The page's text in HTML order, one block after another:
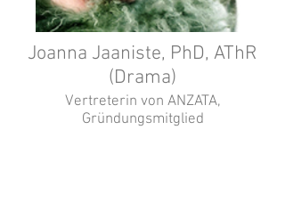
Joanna Jaaniste, PhD, AThR
(Drama)
Vertreterin von ANZATA,
Gründungsmitglied